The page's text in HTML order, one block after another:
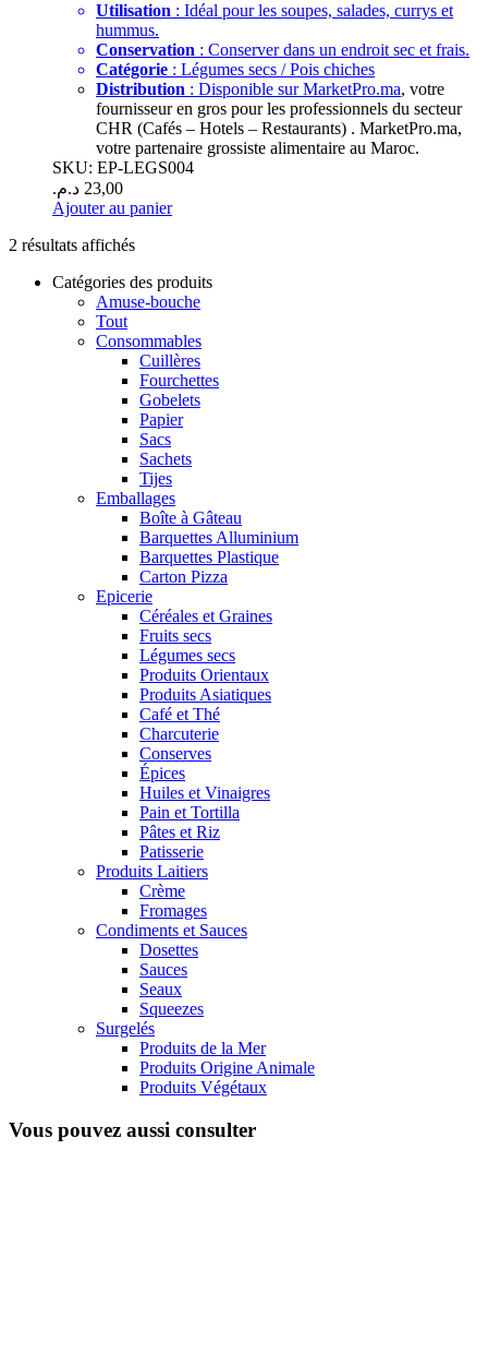
Utilisation : Idéal pour les soupes, salades, currys et
hummus.
Conservation : Conserver dans un endroit sec et frais.
Catégorie : Légumes secs / Pois chiches
Distribution : Disponible surMarketPro.ma, votre
fournisseur en gros pour les professionnels du secteur
CHR (Cafés – Hotels – Restaurants) . MarketPro.ma,
votre partenaire grossiste alimentaire au Maroc.
SKU: EP-LEGS004
23,00 د.م.
Ajouter au panier
2 résultats affichés
Catégories des produits
Amuse-bouche
Tout
Consommables
Cuillères
Fourchettes
Gobelets
Papier
Sacs
Sachets
Tijes
Emballages
Boîte à Gâteau
Barquettes Alluminium
Barquettes Plastique
Carton Pizza
Epicerie
Céréales et Graines
Fruits secs
Légumes secs
Produits Orientaux
Produits Asiatiques
Café et Thé
Charcuterie
Conserves
Épices
Huiles et Vinaigres
Pain et Tortilla
Pâtes et Riz
Patisserie
Produits Laitiers
Crème
Fromages
Condiments et Sauces
Dosettes
Sauces
Seaux
Squeezes
Surgelés
Produits de la Mer
Produits Origine Animale
Produits Végétaux
Vous pouvez aussi consulter